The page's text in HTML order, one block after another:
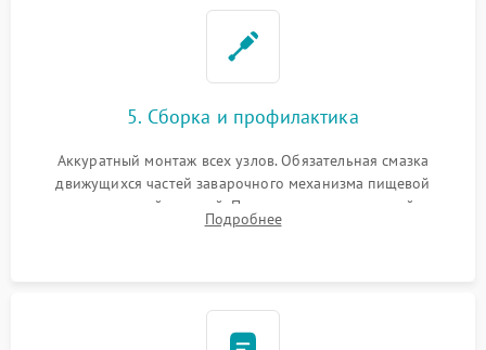
5. Сборка и профилактика
Аккуратный монтаж всех узлов. Обязательная смазка
движущихся частей заварочного механизма пищевой
силиконовой смазкой. Проведение программной
декальцинации и очистки системы от кофейных масел.
Подробнее